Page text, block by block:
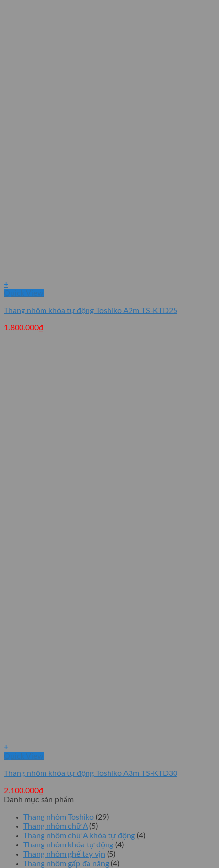
+
Quick View
Thang nhôm khóa tự động Toshiko A2m TS-KTD25
1.800.000₫
+
Quick View
Thang nhôm khóa tự động Toshiko A3m TS-KTD30
2.100.000₫
Danh mục sản phẩm
Thang nhôm Toshiko (29)
Thang nhôm chữ A (5)
Thang nhôm chữ A khóa tự động (4)
Thang nhôm khóa tự động (4)
Thang nhôm ghế tay vịn (5)
Thang nhôm gấp đa năng (4)